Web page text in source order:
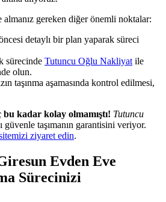
almanız gereken diğer önemli noktalar:
detaylı bir plan yaparak süreci
sürecinde Tutuncu Oğlu Nakliyat ile
olun.
taşınma aşamasında kontrol edilmesi,
bu kadar kolay olmamıştı! Tutuncu
güvenle taşımanın garantisini veriyor.
ziyaret edin.
Evden Eve
Sürecinizi